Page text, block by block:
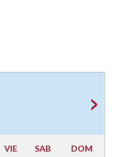
VIE SAB DOM